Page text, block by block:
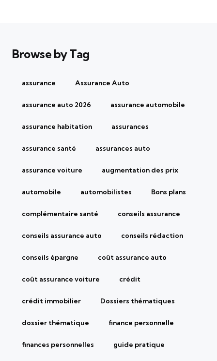
Browse by Tag
assurance Assurance Auto
assurance auto 2026 assurance automobile
assurance habitation assurances
assurance santé assurances auto
assurance voiture augmentation des prix
automobile automobilistes Bons plans
complémentaire santé conseils assurance
conseils assurance auto conseils rédaction
conseils épargne coût assurance auto
coût assurance voiture crédit
crédit immobilier Dossiers thématiques
dossier thématique finance personnelle
finances personnelles guide pratique